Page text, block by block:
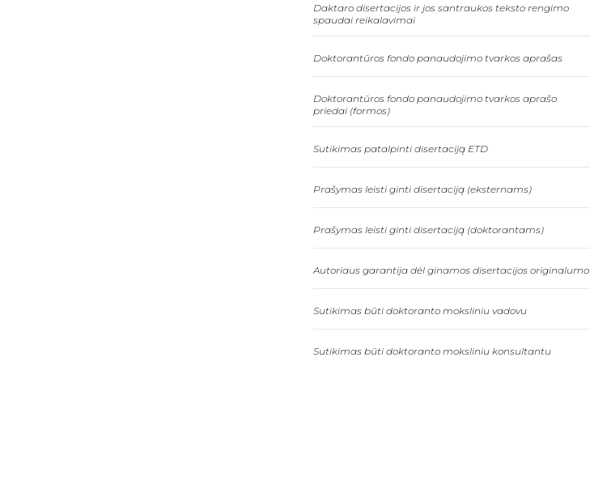
Daktaro disertacijos ir jos santraukos teksto rengimo
spaudai reikalavimai
Doktorantūros fondo panaudojimo tvarkos aprašas
Doktorantūros fondo panaudojimo tvarkos aprašo
priedai (formos)
Sutikimas patalpinti disertaciją ETD
Prašymas leisti ginti disertaciją (eksternams)
Prašymas leisti ginti disertaciją (doktorantams)
Autoriaus garantija dėl ginamos disertacijos originalumo
Sutikimas būti doktoranto moksliniu vadovu
Sutikimas būti doktoranto moksliniu konsultantu